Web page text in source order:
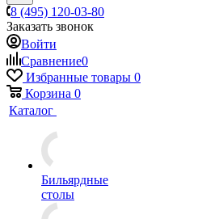
8 (495) 120-03-80
Заказать звонок
Войти
Сравнение0
Избранные товары 0
Корзина 0
Каталог
Бильярдные
столы